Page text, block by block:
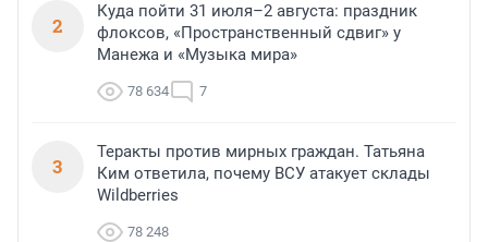
2
Куда пойти 31 июля–2 августа: праздник
флоксов, «Пространственный сдвиг» у
Манежа и «Музыка мира»
78 634 7
3
Теракты против мирных граждан. Татьяна
Ким ответила, почему ВСУ атакует склады
Wildberries
78 248